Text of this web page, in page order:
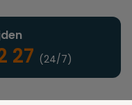
27 (24/7)